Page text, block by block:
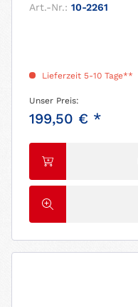
Art.-Nr.: 10-2261
Lieferzeit 5-10 Tage**
Unser Preis:
199,50 € *